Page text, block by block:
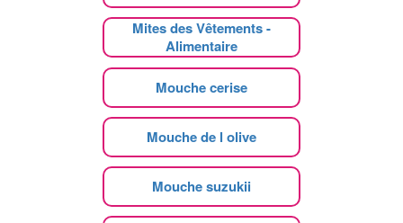
Mites des Vêtements -
Alimentaire
Mouche cerise
Mouche de l olive
Mouche suzukii